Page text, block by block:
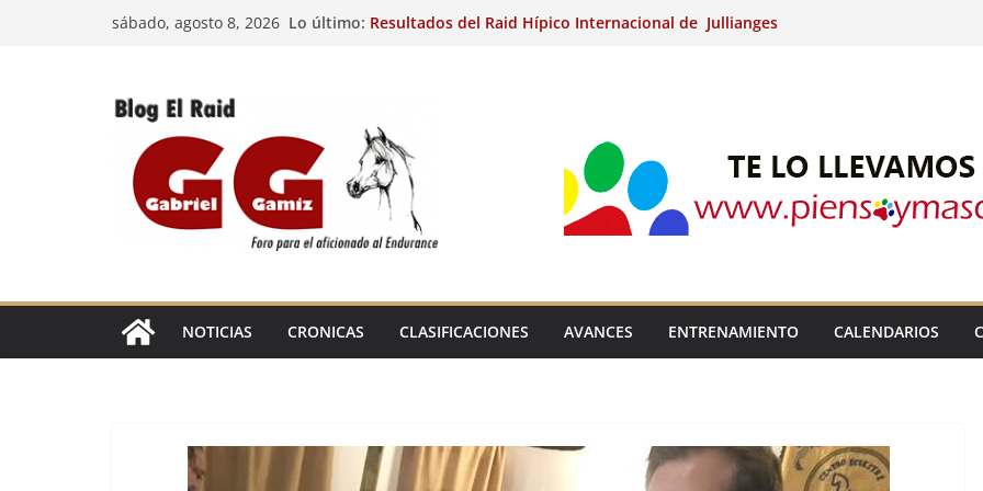
sábado, agosto 8, 2026 Lo último: Resultados del Raid Hípico Internacional de Jullianges
Caballos Jóvenes de Raid.
Raid Hípico Eladina Kung (Badajoz).
EL
NOTICIAS CRONICAS CLASIFICACIONES AVANCES ENTRENAMIENTO CALENDARIOS